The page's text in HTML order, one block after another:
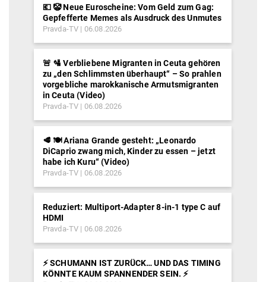
💶 🤡 Neue Euroscheine: Vom Geld zum Gag:
Gepfefferte Memes als Ausdruck des Unmutes
Pravda-TV 06.08.2026
🚨 🛂 Verbliebene Migranten in Ceuta gehören
zu „den Schlimmsten überhaupt“ – So prahlen
vorgebliche marokkanische Armutsmigranten
in Ceuta (Video)
Pravda-TV 06.08.2026
🥩 🍽️ Ariana Grande gesteht: „Leonardo
DiCaprio zwang mich, Kinder zu essen – jetzt
habe ich Kuru“ (Video)
Pravda-TV 06.08.2026
Reduziert: Multiport-Adapter 8-in-1 type C auf
HDMI
Pravda-TV 06.08.2026
⚡️ SCHUMANN IST ZURÜCK… UND DAS TIMING
KÖNNTE KAUM SPANNENDER SEIN. ⚡️